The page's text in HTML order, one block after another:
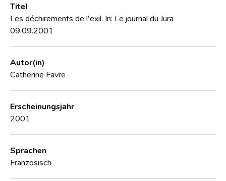
CNL
Forschungsgruppe
Titel
Les déchirements de l'exil. In: Le journal du Jura
09.09.2001
Autor(in)
Catherine Favre
Erscheinungsjahr
2001
Sprachen
Französisch